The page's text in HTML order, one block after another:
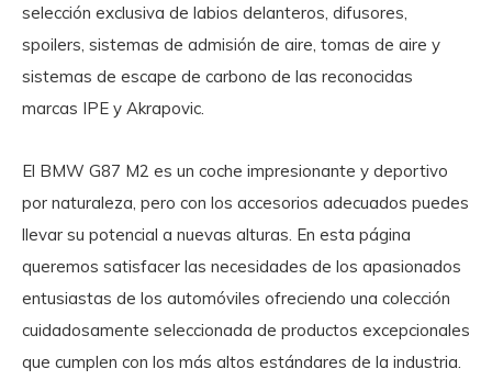
selección exclusiva de labios delanteros, difusores,
spoilers, sistemas de admisión de aire, tomas de aire y
sistemas de escape de carbono de las reconocidas
marcas IPE y Akrapovic.
El BMW G87 M2 es un coche impresionante y deportivo
por naturaleza, pero con los accesorios adecuados puedes
llevar su potencial a nuevas alturas. En esta página
queremos satisfacer las necesidades de los apasionados
entusiastas de los automóviles ofreciendo una colección
cuidadosamente seleccionada de productos excepcionales
que cumplen con los más altos estándares de la industria.